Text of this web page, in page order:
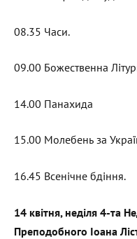
08.35 Часи.
09.00 Божественна
14.00 Панахида
15.00 Молебень за
16.45 Всенічне бдіння.
14 квітня, неділя 4-та
Преподобного Іоана